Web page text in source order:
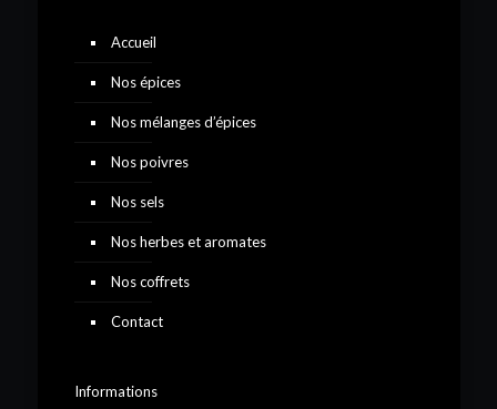
Accueil
Nos épices
Nos mélanges d’épices
Nos poivres
Nos sels
Nos herbes et aromates
Nos coffrets
Contact
Informations